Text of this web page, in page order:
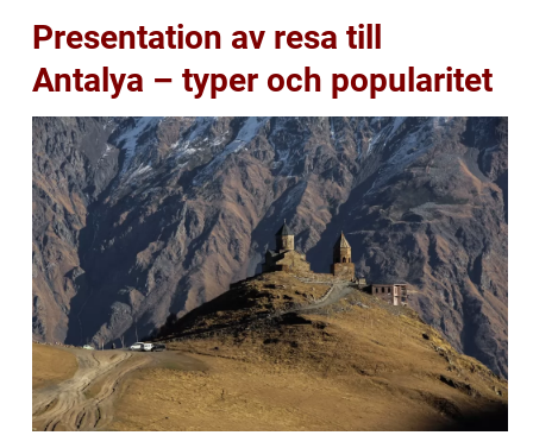
Presentation av resa till
Antalya – typer och popularitet